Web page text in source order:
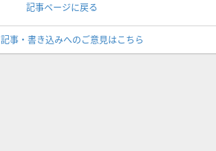
記事ページに戻る
記事・書き込みへのご意見はこちら